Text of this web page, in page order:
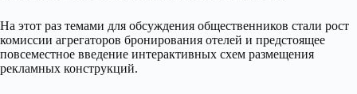
На этот раз темами для обсуждения общественников стали рост
комиссии агрегаторов бронирования отелей и предстоящее
повсеместное введение интерактивных схем размещения
рекламных конструкций.